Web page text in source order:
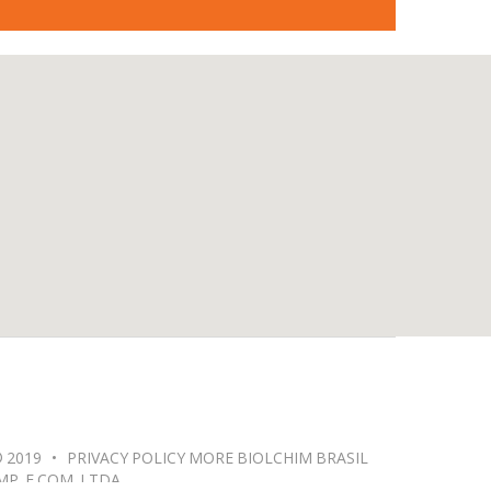
2019 • PRIVACY POLICY MORE BIOLCHIM BRASIL
E COM. LTDA